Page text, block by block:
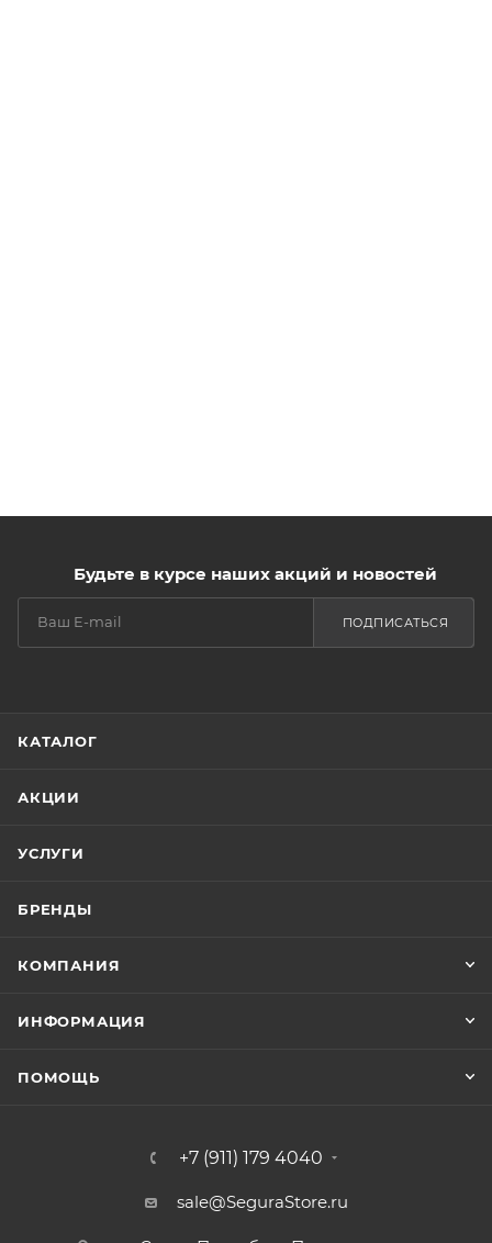
Будьте в курсе наших акций и новостей
ПОДПИСАТЬСЯ
КАТАЛОГ
АКЦИИ
УСЛУГИ
БРЕНДЫ
КОМПАНИЯ
ИНФОРМАЦИЯ
ПОМОЩЬ
+7 (911) 179 4040
sale@SeguraStore.ru